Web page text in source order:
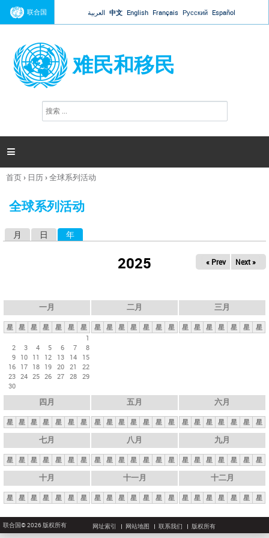
Jump to navigation
联合国 العربية 中文 English Français Русский Español
难民和移民
搜
索

你
这
首页› 日历›全球系列活动
全球系列活动
月 日 年
2025 « Prev Next »
一月
星 星 星 星 星 星
星
1
2
3 4 5 6 7
8
9 10 11 12 13 14
15
16 17 18 19 20 21
22
23 24 25 26 27 28 29
30
二月
星 星 星 星 星 星 星
三月
星 星 星 星 星 星 星
四月
星 星 星 星 星 星 星
五月
星 星 星 星 星 星 星
六月
星 星 星 星 星 星 星
七月
星 星 星 星 星 星 星
八月
星 星 星 星 星 星 星
九月
星 星 星 星 星 星 星
十月
星 星 星 星 星 星 星
十一月
星 星 星 星 星 星 星
十二月
星 星 星 星 星 星 星
联合国© 2026 版权所有 网址索引 网站地图 联系我们 版权所有